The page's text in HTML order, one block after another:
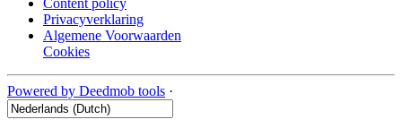
Privacyverklaring
Algemene Voorwaarden
Cookies
Powered by Deedmob tools ·